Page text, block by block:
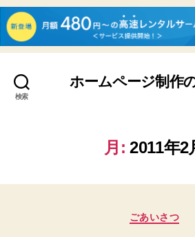
検索
ホームページ制作
月: 2011年2
カ
ごあいさつ